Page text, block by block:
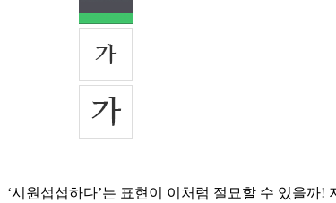
‘시원섭섭하다’는 표현이 이처럼 절묘할 수 있을까